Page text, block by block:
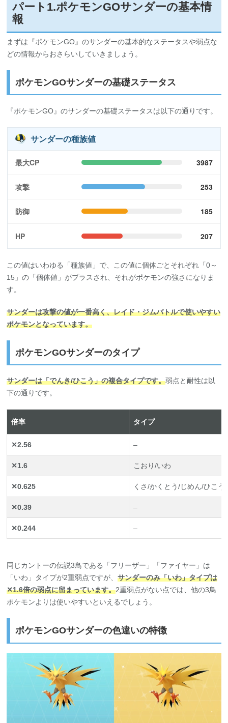
パート1.ポケモンGOサンダーの基本情
報
まずは『ポケモンGO』のサンダーの基本的なステータスや弱点な
どの情報からおさらいしていきましょう。
ポケモンGOサンダーの基礎ステータス
『ポケモンGO』のサンダーの基礎ステータスは以下の通りです。
サンダーの種族値
最大CP 3987
攻撃 253
防御 185
HP 207
この値はいわゆる「種族値」で、この値に個体ごとそれぞれ「0～
15」の「個体値」がプラスされ、それがポケモンの強さになりま
す。
サンダーは攻撃の値が一番高く、レイド・ジムバトルで使いやすい
ポケモンとなっています。
ポケモンGOサンダーのタイプ
サンダーは「でんき/ひこう」の複合タイプです。弱点と耐性は以
下の通りです。
倍率 タイプ
✕2.56 –
✕1.6 こおり/いわ
✕0.625 くさ/かくとう/じめん/ひこう
✕0.39 –
✕0.244 –
同じカントーの伝説3鳥である「フリーザー」「ファイヤー」は
「いわ」タイプが2重弱点ですが、サンダーのみ「いわ」タイプは
✕1.6倍の弱点に留まっています。2重弱点がない点では、他の3鳥
ポケモンよりは使いやすいといえるでしょう。
ポケモンGOサンダーの色違いの特徴